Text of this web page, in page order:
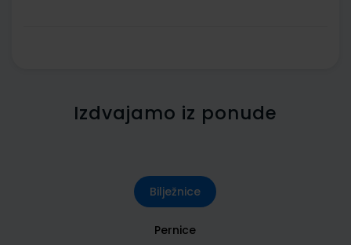
Izdvajamo iz ponude
Bilježnice
Pernice